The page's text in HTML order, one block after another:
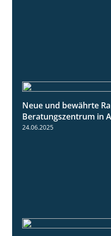
Neue und bewährte
Beratungszentrum in
24.06.2025